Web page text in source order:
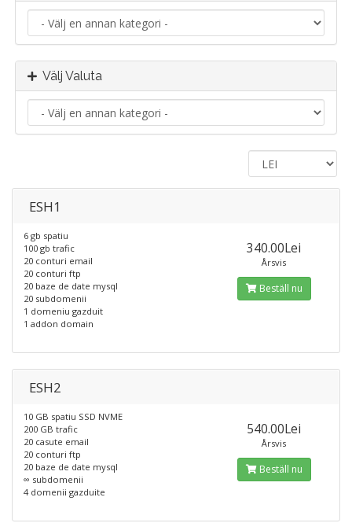
Välj Valuta
ESH1
6 gb spatiu
100 gb trafic
20 conturi email
20 conturi ftp
20 baze de date mysql
20 subdomenii
1 domeniu gazduit
1 addon domain
340.00Lei
Årsvis
Beställ nu
ESH2
10 GB spatiu SSD NVME
200 GB trafic
20 casute email
20 conturi ftp
20 baze de date mysql
∞ subdomenii
4 domenii gazduite
540.00Lei
Årsvis
Beställ nu